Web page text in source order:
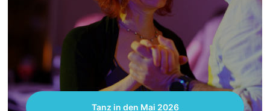
Tanz in den Mai 2026